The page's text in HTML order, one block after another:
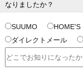
なりましたか？
SUUMO HOME'S
ダイレクトメール